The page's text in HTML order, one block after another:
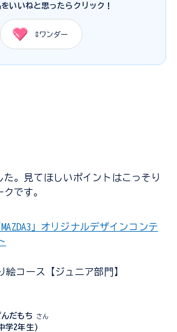
いいねと思ったらクリック！
8 ワンダー
た。見てほしいポイントはこっそり
です。
MAZDA3」オリジナルデザインコンテ
絵コース【ジュニア部門】
だもち さん
学2年生)